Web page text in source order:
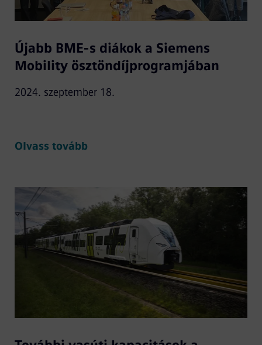
Újabb BME-s diákok a Siemens
Mobility ösztöndíjprogramjában
2024. szeptember 18.
Olvass tovább